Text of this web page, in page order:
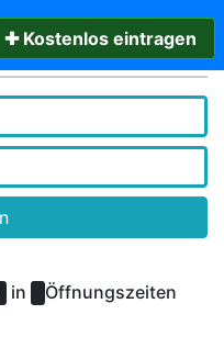
✚ Kostenlos eintragen
in Öffnungszeiten